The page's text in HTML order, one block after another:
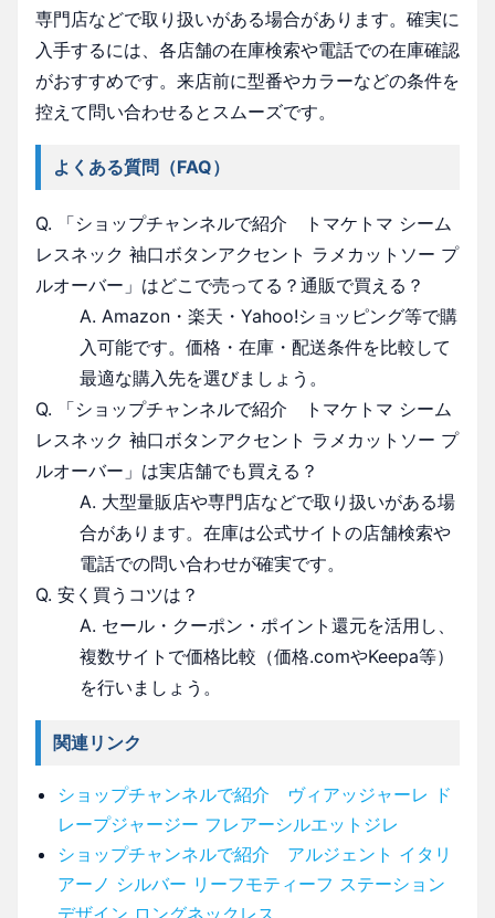
専門店などで取り扱いがある場合があります。確実に
入手するには、各店舗の在庫検索や電話での在庫確認
がおすすめです。来店前に型番やカラーなどの条件を
控えて問い合わせるとスムーズです。
よくある質問（FAQ）
Q. 「ショップチャンネルで紹介 トマケトマ シーム
レスネック 袖口ボタンアクセント ラメカットソー プ
ルオーバー」はどこで売ってる？通販で買える？
A. Amazon・楽天・Yahoo!ショッピング等で購
入可能です。価格・在庫・配送条件を比較して
最適な購入先を選びましょう。
Q. 「ショップチャンネルで紹介 トマケトマ シーム
レスネック 袖口ボタンアクセント ラメカットソー プ
ルオーバー」は実店舗でも買える？
A. 大型量販店や専門店などで取り扱いがある場
合があります。在庫は公式サイトの店舗検索や
電話での問い合わせが確実です。
Q. 安く買うコツは？
A. セール・クーポン・ポイント還元を活用し、
複数サイトで価格比較（価格.comやKeepa等）
を行いましょう。
関連リンク
ショップチャンネルで紹介 ヴィアッジャーレ ド
レープジャージー フレアーシルエットジレ
ショップチャンネルで紹介 アルジェント イタリ
アーノ シルバー リーフモティーフ ステーション
デザイン ロングネックレス